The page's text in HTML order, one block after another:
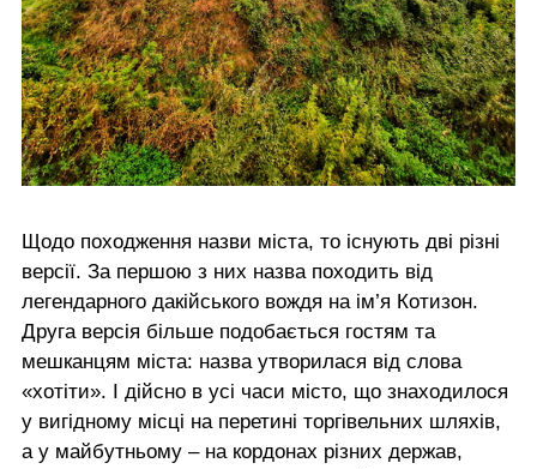
Щодо походження назви міста, то існують дві різні
версії. За першою з них назва походить від
легендарного дакійського вождя на ім’я Котизон.
Друга версія більше подобається гостям та
мешканцям міста: назва утворилася від слова
«хотіти». І дійсно в усі часи місто, що знаходилося
у вигідному місці на перетині торгівельних шляхів,
а у майбутньому – на кордонах різних держав,